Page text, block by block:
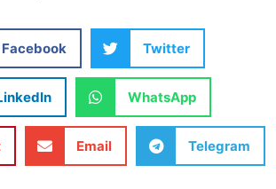
Facebook Twitter
WhatsApp
Email Telegram